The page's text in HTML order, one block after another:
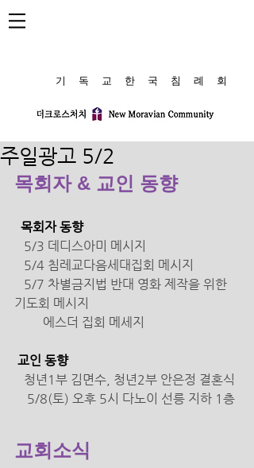
​기 독 교 한 국 침 례 회
주일광고 5/2
목회자 & 교인 동향
  목회자 동향
   5/3 데디스아미 메시지
5/4 침레교다음세대집회 메시지
5/7 차별금지법 반대 영화 제작을 위한
기도회 메시지
에스더 집회 메세지
교인 동향
청년1부 김면수, 청년2부 안은정 결혼식
    5/8(토) 오후 5시 다노이 선릉 지하 1층
교회소식